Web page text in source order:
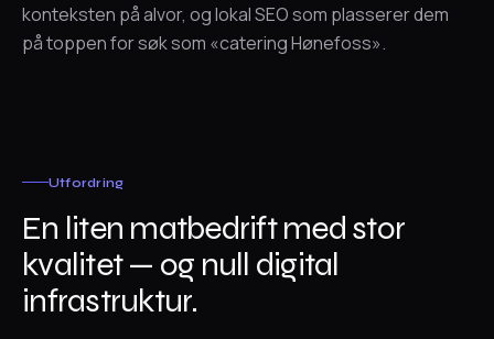
konteksten på alvor, og lokal SEO som plasserer dem
på toppen for søk som «catering Hønefoss».
Utfordring
En liten matbedrift med stor
kvalitet — og null digital
infrastruktur.